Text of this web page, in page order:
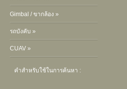
Gimbal / ขากล้อง »
รถบังคับ »
CUAV »
คำสำหรับใช้ในการค้นหา :